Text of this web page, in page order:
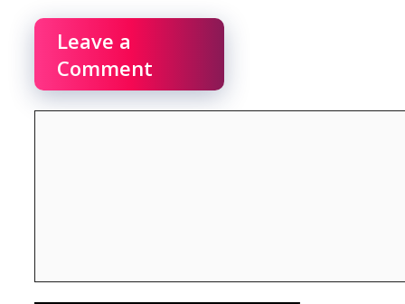
Leave a
Comment